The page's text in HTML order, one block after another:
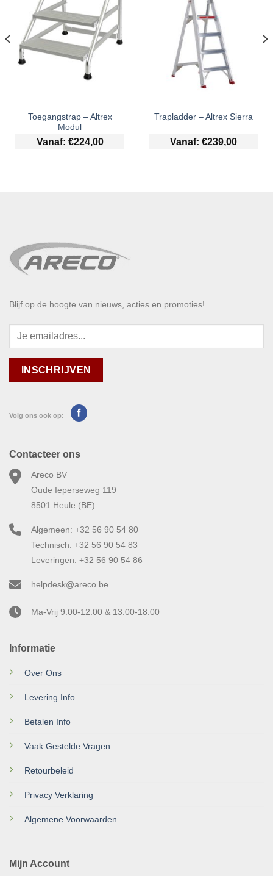
Toegangstrap – Altrex
Modul
Vanaf: €224,00
Trapladder – Altrex Sierra
Vanaf: €239,00
Blijf op de hoogte van nieuws, acties en promoties!
Volg ons ook op:
Informatie
Over Ons
Levering Info
Betalen Info
Vaak Gestelde Vragen
Retourbeleid
Privacy Verklaring
Algemene Voorwaarden
Mijn Account
Contacteer ons
Areco BV
Oude Ieperseweg 119
8501 Heule (BE)
Algemeen: +32 56 90 54 80
Technisch: +32 56 90 54 83
Leveringen: +32 56 90 54 86
helpdesk@areco.be
Ma-Vrij 9:00-12:00 & 13:00-18:00